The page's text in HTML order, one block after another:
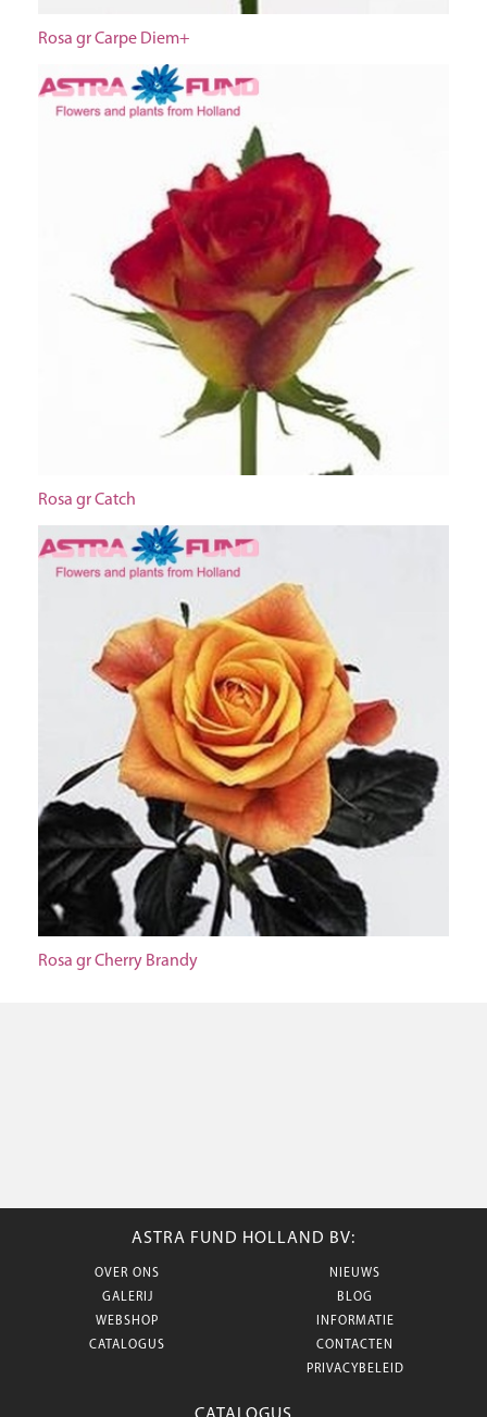
Rosa gr Carpe Diem+
Rosa gr Catch
Rosa gr Cherry Brandy
ASTRA FUND HOLLAND BV:
OVER ONS
GALERIJ
WEBSHOP
CATALOGUS
NIEUWS
BLOG
INFORMATIE
CONTACTEN
PRIVACYBELEID